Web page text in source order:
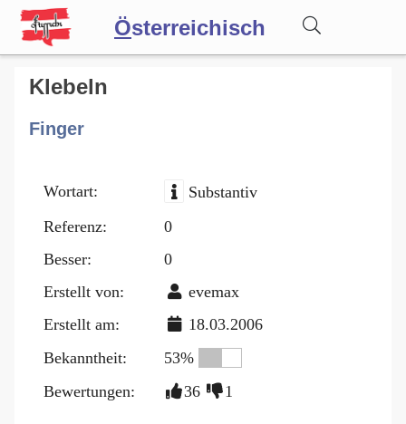
Österreichisch
Wörterbuch
Forum
Blog
Klebeln
Finger
Wortart:
Substantiv
Referenz:
0
Besser:
0
Erstellt von:
evemax
Erstellt am:
18.03.2006
Bekanntheit:
53%
Bewertungen:
36 1